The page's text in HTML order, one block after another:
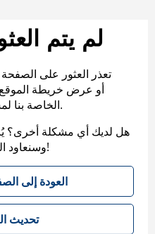
لم يتم
تعذر العثور على
الخاصة بنا لمساعدتك في العثور على ما تريد.
هل لديك أي مشكلة أخرى؟
وسنعاود التواصل معك. شكرًا على صبرك!
العودة إلى
تحديث الصفحة